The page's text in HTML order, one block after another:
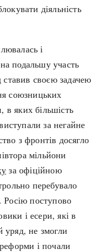
діяльність
і
подальшу участь
своєю задачею
союзницьких
в яких більшість
за негайне
з фронтів досягло
мільйони
за офіційною
перебувало
Росію поступово
і есери, які в
уряд, не змогли
і почали